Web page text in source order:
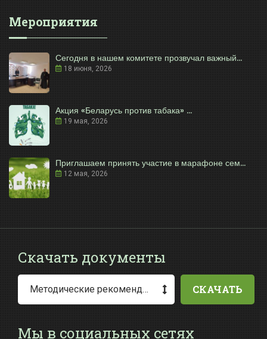
Мероприятия
Сегодня в нашем комитете прозвучал важный...
18 июня, 2026
Акция «Беларусь против табака» ...
19 мая, 2026
Приглашаем принять участие в марафоне сем...
12 мая, 2026
Скачать документы
Методические рекомендации по заполнению заявления о выдаче разрешения на специальное водопользование СКАЧАТЬ
Мы в социальных сетях